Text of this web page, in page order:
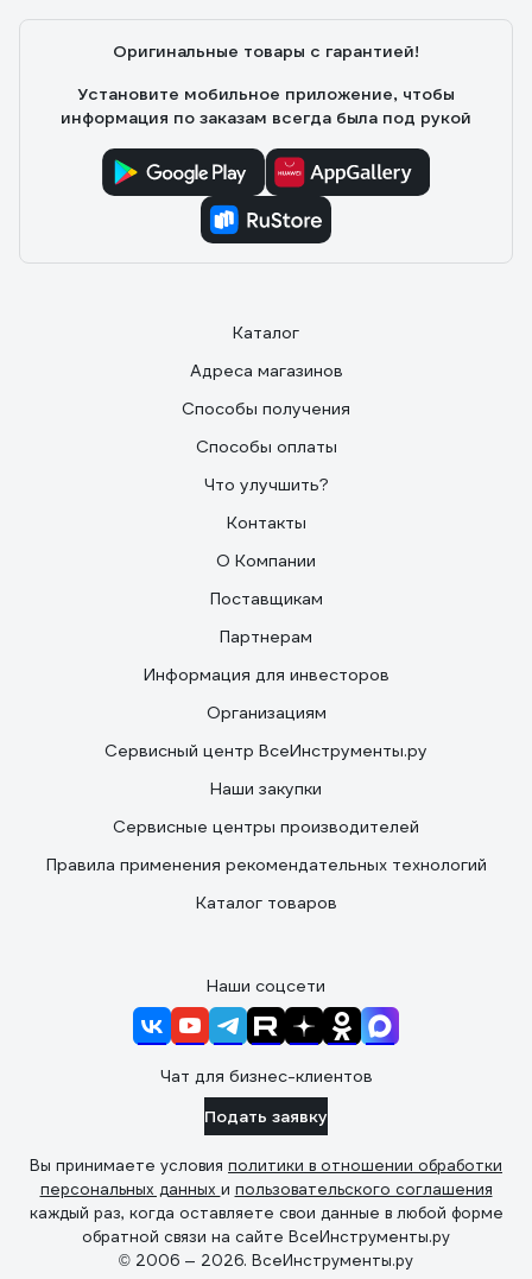
дубе и фанереОригинальные товары с гарантией!
Установите мобильное приложение, чтобы
информация по заказам всегда была под рукой
Каталог
Адреса магазинов
Способы получения
Способы оплаты
Что улучшить?
Контакты
О Компании
Поставщикам
Партнерам
Информация для инвесторов
Организациям
Сервисный центр ВсеИнструменты.ру
Наши закупки
Сервисные центры производителей
Правила применения рекомендательных технологий
Каталог товаров
Наши соцсети
Чат для бизнес-клиентов
Подать заявку
Вы принимаете условия политики в отношении обработки
персональных данных и пользовательского соглашения
каждый раз, когда оставляете свои данные в любой форме
обратной связи на сайте ВсеИнструменты.ру
© 2006 — 2026. ВсеИнструменты.ру